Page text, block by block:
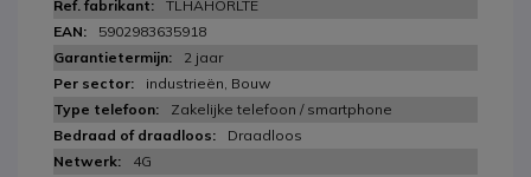
TLHAHORLTE
5902983635918
2 jaar
industrieën, Bouw
Zakelijke telefoon / smartphone
Draadloos
4G